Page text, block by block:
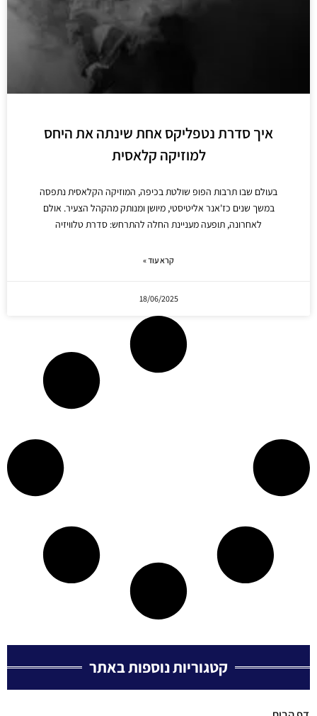
איך סדרת נטפליקס אחת שינתה את היחס
למוזיקה קלאסית
בעולם שבו תרבות הפופ שולטת בכיפה, המוזיקה הקלאסית נתפסה
במשך שנים כז'אנר אליטיסטי, מיושן ומנותק מהקהל הצעיר. אולם
לאחרונה, תופעה מעניינת החלה להתרחש: סדרת טלוויזיה
קרא עוד »
18/06/2025
קטגוריות נוספות באתר